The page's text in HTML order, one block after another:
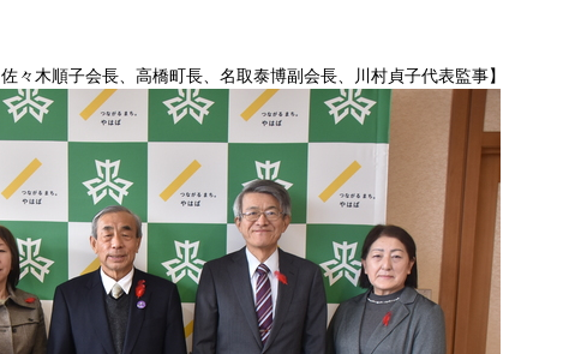
々木順子会長、高橋町長、名取泰博副会長、川村貞子代表監事】